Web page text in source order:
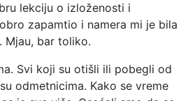
lekciju o izloženosti i
zapamtio i namera mi je bila
Mjau, bar toliko.
Svi koji su otišli ili pobegli od
odmetnicima. Kako se vreme